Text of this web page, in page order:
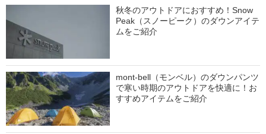
秋冬のアウトドアにおすすめ！Snow
Peak（スノーピーク）のダウンアイテ
ムをご紹介
mont-bell（モンベル）のダウンパンツ
で寒い時期のアウトドアを快適に！お
すすめアイテムをご紹介